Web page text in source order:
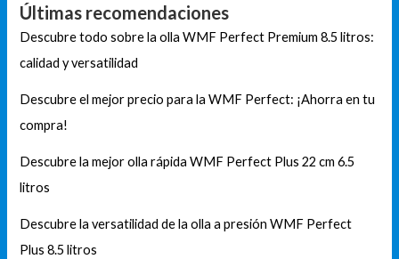
Últimas recomendaciones
Descubre todo sobre la olla WMF Perfect Premium 8.5 litros:
calidad y versatilidad
Descubre el mejor precio para la WMF Perfect: ¡Ahorra en tu
compra!
Descubre la mejor olla rápida WMF Perfect Plus 22 cm 6.5
litros
Descubre la versatilidad de la olla a presión WMF Perfect
Plus 8.5 litros